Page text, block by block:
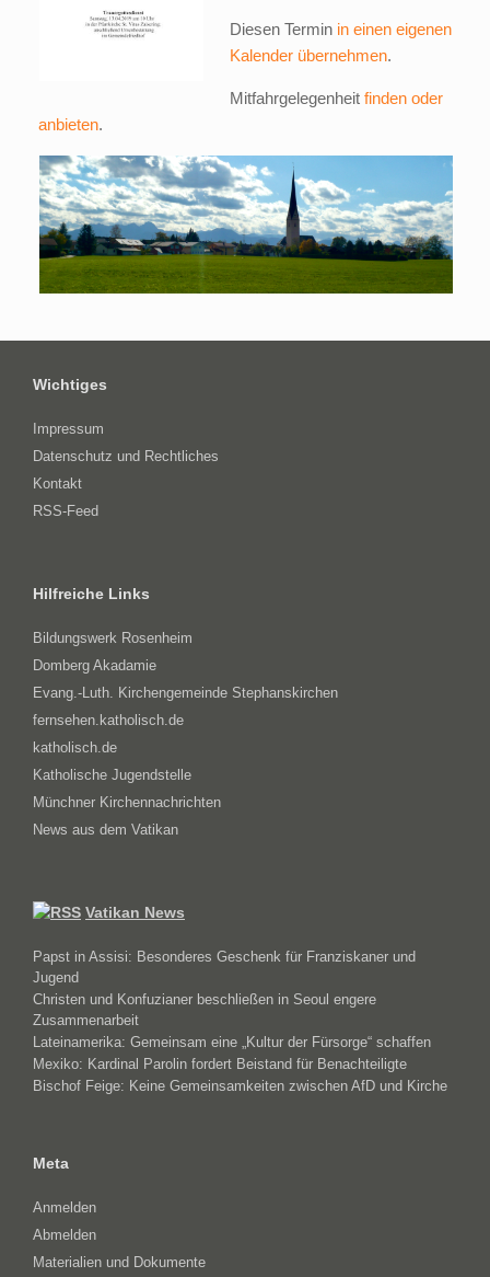
Diesen Termin in einen eigenen
Kalender übernehmen.
Mitfahrgelegenheit finden oder
anbieten.
Wichtiges
Impressum
Datenschutz und Rechtliches
Kontakt
RSS-Feed
Hilfreiche Links
Bildungswerk Rosenheim
Domberg Akadamie
Evang.-Luth. Kirchengemeinde Stephanskirchen
fernsehen.katholisch.de
katholisch.de
Katholische Jugendstelle
Münchner Kirchennachrichten
News aus dem Vatikan
Vatikan News
Papst in Assisi: Besonderes Geschenk für Franziskaner und
Jugend
Christen und Konfuzianer beschließen in Seoul engere
Zusammenarbeit
Lateinamerika: Gemeinsam eine „Kultur der Fürsorge“ schaffen
Mexiko: Kardinal Parolin fordert Beistand für Benachteiligte
Bischof Feige: Keine Gemeinsamkeiten zwischen AfD und Kirche
Meta
Anmelden
Abmelden
Materialien und Dokumente